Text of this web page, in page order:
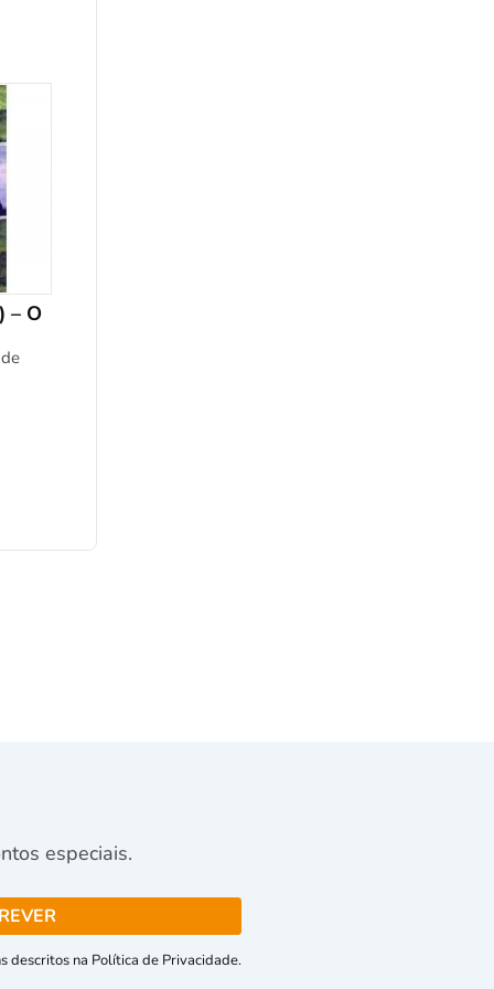
– O
especiais.
descritos na Política de Privacidade.